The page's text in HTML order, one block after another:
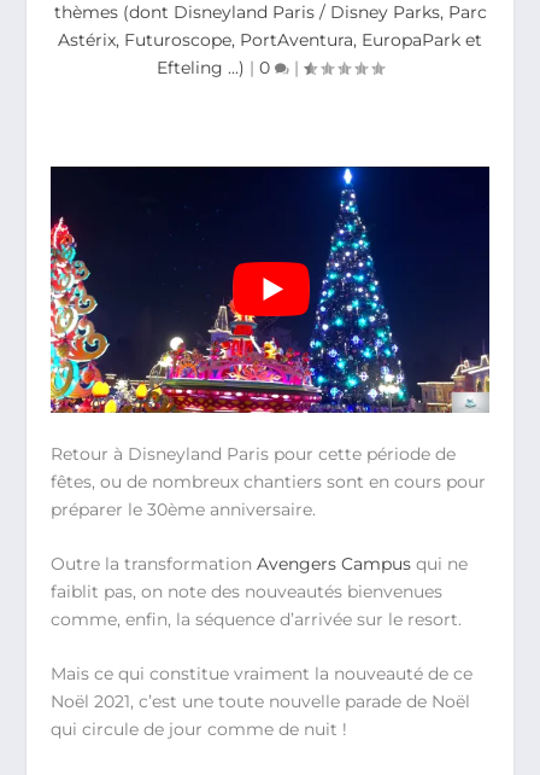
thèmes (dont Disneyland Paris / Disney Parks, Parc
Astérix, Futuroscope, PortAventura, EuropaPark et
Efteling ...) | 0 |
Retour à Disneyland Paris pour cette période de
fêtes, ou de nombreux chantiers sont en cours pour
préparer le 30ème anniversaire.
Outre la transformationAvengers Campus qui ne
faiblit pas, on note des nouveautés bienvenues
comme, enfin, la séquence d’arrivée sur le resort.
Mais ce qui constitue vraiment la nouveauté de ce
Noël 2021, c’est une toute nouvelle parade de Noël
qui circule de jour comme de nuit !